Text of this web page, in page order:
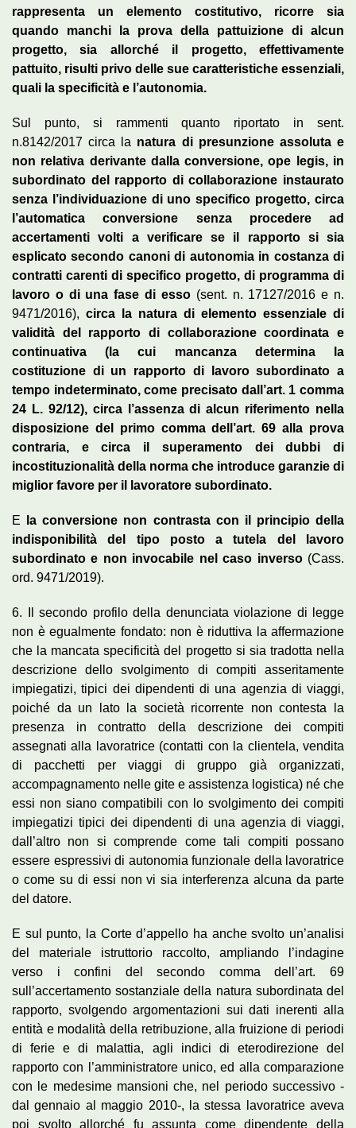
rappresenta un elemento costitutivo, ricorre sia
quando manchi la prova della pattuizione di alcun
progetto, sia allorché il progetto, effettivamente
pattuito, risulti privo delle sue caratteristiche essenziali,
quali la specificità e l’autonomia.
Sul punto, si rammenti quanto riportato in sent.
n.8142/2017 circa la natura di presunzione assoluta e
non relativa derivante dalla conversione, ope legis, in
subordinato del rapporto di collaborazione instaurato
senza l’individuazione di uno specifico progetto, circa
l’automatica conversione senza procedere ad
accertamenti volti a verificare se il rapporto si sia
esplicato secondo canoni di autonomia in costanza di
contratti carenti di specifico progetto, di programma di
lavoro o di una fase di esso(sent. n. 17127/2016 e n.
9471/2016), circa la natura di elemento essenziale di
validità del rapporto di collaborazione coordinata e
continuativa (la cui mancanza determina la
costituzione di un rapporto di lavoro subordinato a
tempo indeterminato, come precisato dall’art. 1 comma
24 L. 92/12), circa l’assenza di alcun riferimento nella
disposizione del primo comma dell’art. 69 alla prova
contraria, e circa il superamento dei dubbi di
incostituzionalità della norma che introduce garanzie di
miglior favore per il lavoratore subordinato.
E
la conversione non contrasta con il principio della
indisponibilità del tipo posto a tutela del lavoro
subordinato e non invocabile nel caso inverso(Cass.
ord. 9471/2019).
6. Il secondo profilo della denunciata violazione di legge
non è egualmente fondato: non è riduttiva la affermazione
che la mancata specificità del progetto si sia tradotta nella
descrizione dello svolgimento di compiti asseritamente
impiegatizi, tipici dei dipendenti di una agenzia di viaggi,
poiché da un lato la società ricorrente non contesta la
presenza in contratto della descrizione dei compiti
assegnati alla lavoratrice (contatti con la clientela, vendita
di pacchetti per viaggi di gruppo già organizzati,
accompagnamento nelle gite e assistenza logistica) né che
essi non siano compatibili con lo svolgimento dei compiti
impiegatizi tipici dei dipendenti di una agenzia di viaggi,
dall’altro non si comprende come tali compiti possano
essere espressivi di autonomia funzionale della lavoratrice
o come su di essi non vi sia interferenza alcuna da parte
del datore.
E sul punto, la Corte d’appello ha anche svolto un’analisi
del materiale istruttorio raccolto, ampliando l’indagine
verso i confini del secondo comma dell’art. 69
sull’accertamento sostanziale della natura subordinata del
rapporto, svolgendo argomentazioni sui dati inerenti alla
entità e modalità della retribuzione, alla fruizione di periodi
di ferie e di malattia, agli indici di eterodirezione del
rapporto con l’amministratore unico, ed alla comparazione
con le medesime mansioni che, nel periodo successivo -
dal gennaio al maggio 2010-, la stessa lavoratrice aveva
poi svolto allorché fu assunta come dipendente della